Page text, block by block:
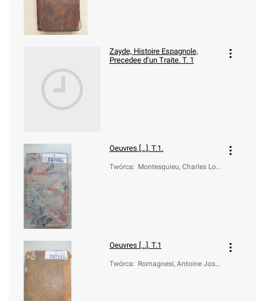
Zayde, Histoire Espagnole,
Precedee d’un Traite. T. 1
Oeuvres [...]. T.1.
Twórca: Montesquieu, Charles Lou
Oeuvres [...]. T.1
Twórca: Romagnesi, Antoine Jose